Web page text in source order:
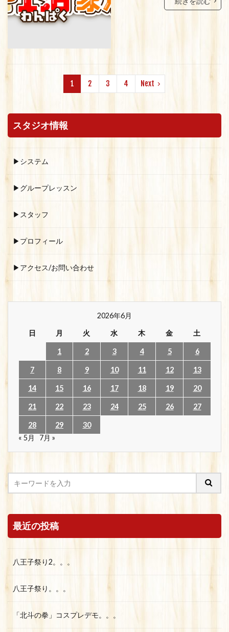
1 2 3 4 Next
スタジオ情報
▶システム
▶グループレッスン
▶スタッフ
▶プロフィール
▶アクセス/お問い合わせ
2026年6月
日
月 火 水 木 金 土
1 2 3 4 5 6
7 8 9 10 11 12 13
14 15 16 17 18 19 20
21 22 23 24 25 26 27
28 29
30
« 5月
7月 »
最近の投稿
八王子祭り2。。。
八王子祭り。。。
「北斗の拳」コスプレデモ。。。